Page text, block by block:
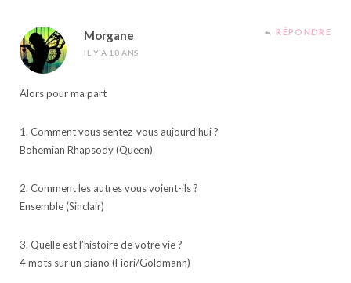
Morgane
IL Y A 18 ANS
RÉPONDRE
Alors pour ma part
1. Comment vous sentez-vous aujourd’hui ?
Bohemian Rhapsody (Queen)
2. Comment les autres vous voient-ils ?
Ensemble (Sinclair)
3. Quelle est l’histoire de votre vie ?
4 mots sur un piano (Fiori/Goldmann)